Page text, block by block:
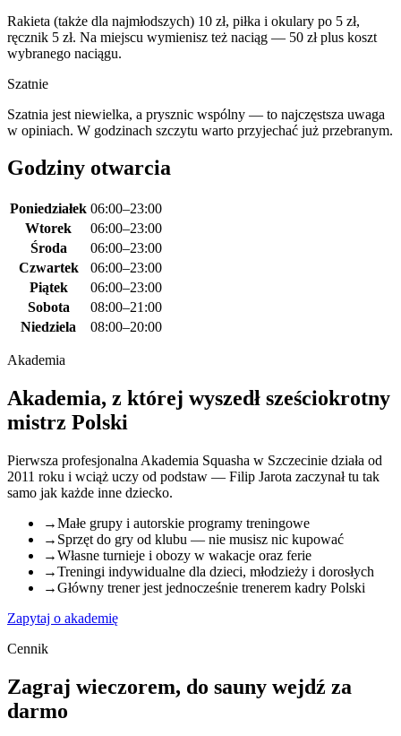
Rakieta (także dla najmłodszych) 10 zł, piłka i okulary po 5 zł,
ręcznik 5 zł. Na miejscu wymienisz też naciąg — 50 zł plus koszt
wybranego naciągu.
Szatnie
Szatnia jest niewielka, a prysznic wspólny — to najczęstsza uwaga
w opiniach. W godzinach szczytu warto przyjechać już przebranym.
Godziny otwarcia
Poniedziałek 06:00–23:00
Wtorek
06:00–23:00
Środa
06:00–23:00
Czwartek
06:00–23:00
Piątek
06:00–23:00
Sobota
08:00–21:00
Niedziela
08:00–20:00
Akademia
Akademia, z której wyszedł sześciokrotny
mistrz Polski
Pierwsza profesjonalna Akademia Squasha w Szczecinie działa od
2011 roku i wciąż uczy od podstaw — Filip Jarota zaczynał tu tak
samo jak każde inne dziecko.
→Małe grupy i autorskie programy treningowe
→ Sprzęt do gry od klubu — nie musisz nic kupować
→Własne turnieje i obozy w wakacje oraz ferie
→Treningi indywidualne dla dzieci, młodzieży i dorosłych
→Główny trener jest jednocześnie trenerem kadry Polski
Zapytaj o akademię
Cennik
Zagraj wieczorem, do sauny wejdź za
darmo